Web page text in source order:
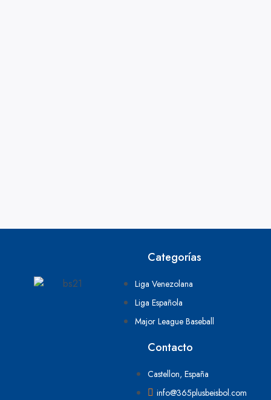
Categorías
Liga Venezolana
Liga Española
Major League Baseball
Contacto
Castellon, España
info@365plusbeisbol.com